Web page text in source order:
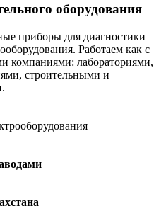
оборудования
приборы для диагностики
Работаем как с
компаниями: лабораториями,
строительными и